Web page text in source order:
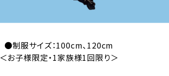
●制服サイズ：100cm、120cm
＜お子様限定・1家族様1回限り＞